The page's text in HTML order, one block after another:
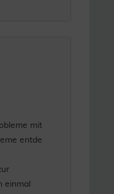
mit
entde
einmal